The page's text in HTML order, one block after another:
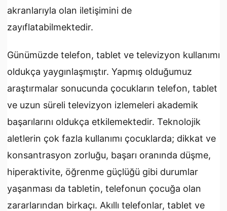
akranlarıyla olan iletişimini de
zayıflatabilmektedir.
Günümüzde telefon, tablet ve televizyon kullanımı
oldukça yaygınlaşmıştır. Yapmış olduğumuz
araştırmalar sonucunda çocukların telefon, tablet
ve uzun süreli televizyon izlemeleri akademik
başarılarını oldukça etkilemektedir. Teknolojik
aletlerin çok fazla kullanımı çocuklarda; dikkat ve
konsantrasyon zorluğu, başarı oranında düşme,
hiperaktivite, öğrenme güçlüğü gibi durumlar
yaşanması da tabletin, telefonun çocuğa olan
zararlarından birkaçı. Akıllı telefonlar, tablet ve